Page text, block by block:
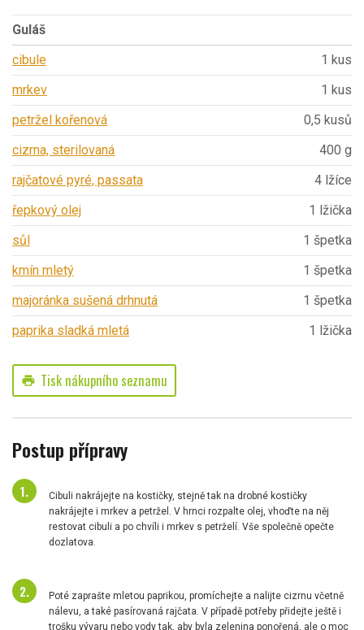
Guláš
cibule
1 kus
mrkev
1 kus
petržel kořenová
0,5 kusů
cizrna, sterilovaná
400 g
rajčatové pyré, passata
4 lžíce
řepkový olej
1 lžička
sůl
1 špetka
kmín mletý
1 špetka
majoránka sušená drhnutá
1 špetka
paprika sladká mletá
1 lžička
print Tisk nákupního seznamu
Postup přípravy
Cibuli nakrájejte na kostičky, stejně tak na drobné kostičky
nakrájejte i mrkev a petržel. V hrnci rozpalte olej, vhoďte na něj
restovat cibuli a po chvíli i mrkev s petrželí. Vše společně opečte
dozlatova.
Poté zaprašte mletou paprikou, promíchejte a nalijte cizrnu včetně
nálevu, a také pasírovaná rajčata. V případě potřeby přidejte ještě i
trošku vývaru nebo vody tak, aby byla zelenina ponořená, ale o moc